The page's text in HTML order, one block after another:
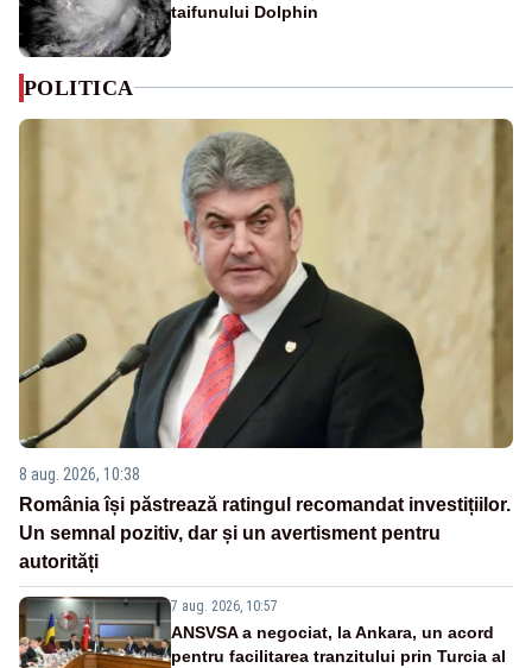
taifunului Dolphin
POLITICA
8 aug. 2026, 10:38
România își păstrează ratingul recomandat investițiilor.
Un semnal pozitiv, dar și un avertisment pentru
autorități
7 aug. 2026, 10:57
ANSVSA a negociat, la Ankara, un acord
pentru facilitarea tranzitului prin Turcia al